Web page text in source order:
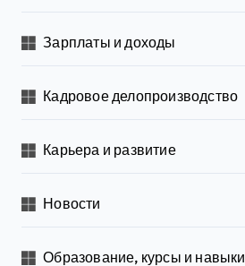
Зарплаты и доходы
Кадровое делопроизводство
Карьера и развитие
Новости
Образование, курсы и навыки